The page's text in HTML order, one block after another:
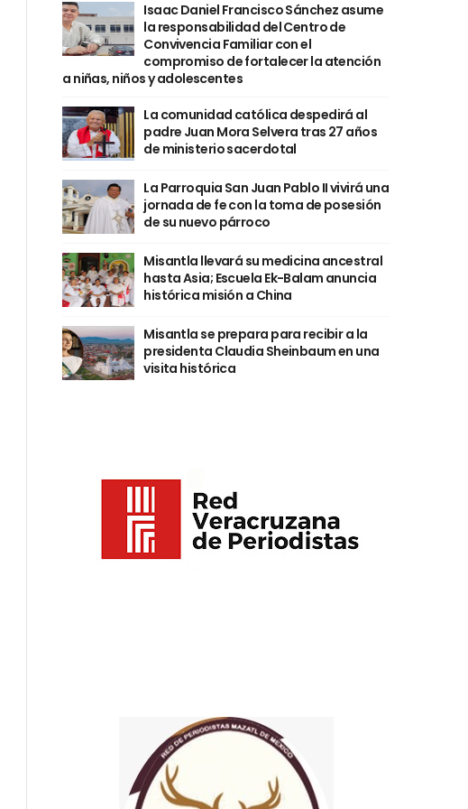
Isaac Daniel Francisco Sánchez asume
la responsabilidad del Centro de
Convivencia Familiar con el
compromiso de fortalecer la atención
a niñas, niños y adolescentes
La comunidad católica despedirá al
padre Juan Mora Selvera tras 27 años
de ministerio sacerdotal
La Parroquia San Juan Pablo II vivirá una
jornada de fe con la toma de posesión
de su nuevo párroco
Misantla llevará su medicina ancestral
hasta Asia; Escuela Ek-Balam anuncia
histórica misión a China
Misantla se prepara para recibir a la
presidenta Claudia Sheinbaum en una
visita histórica